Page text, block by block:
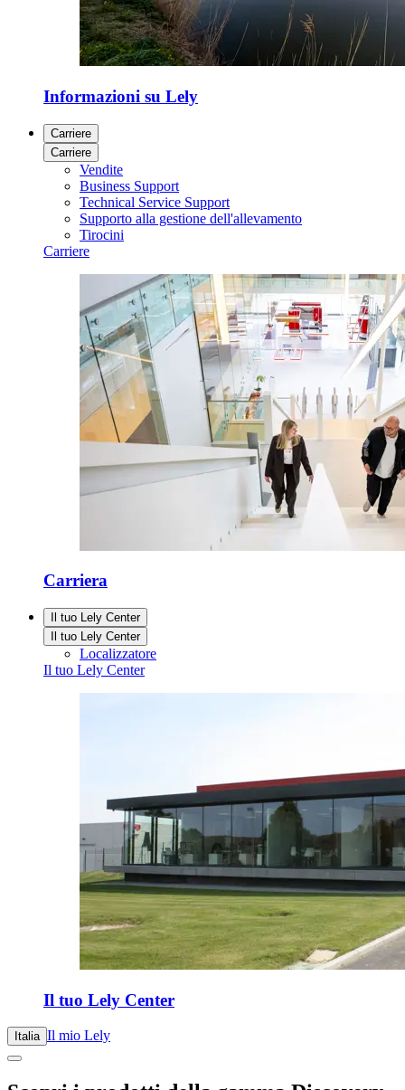
Informazioni su Lely
Carriere
Carriere
Vendite
Business Support
Technical Service Support
Supporto alla gestione dell'allevamento
Tirocini
Carriere
Carriera
Il tuo Lely Center
Il tuo Lely Center
Localizzatore
Il tuo Lely Center
Il tuo Lely Center
Italia Il mio Lely